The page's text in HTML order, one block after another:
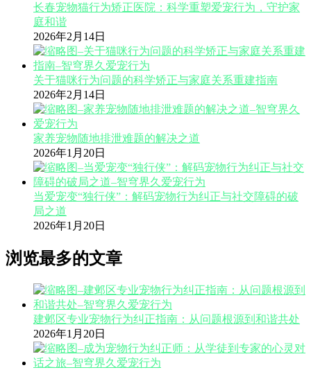
长春宠物猫行为矫正医院：科学重塑爱宠行为，守护家
庭和谐
2026年2月14日
关于猫咪行为问题的科学矫正与家庭关系重建指南
2026年2月14日
家养宠物随地排泄难题的解决之道
2026年1月20日
当爱宠变“独行侠”：解码宠物行为纠正与社交障碍的破
局之道
2026年1月20日
浏览最多的文章
建邺区专业宠物行为纠正指南：从问题根源到和谐共处
2026年1月20日